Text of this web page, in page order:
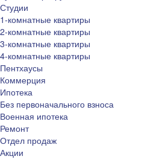
Студии
1-комнатные квартиры
2-комнатные квартиры
3-комнатные квартиры
4-комнатные квартиры
Пентхаусы
Коммерция
Ипотека
Без первоначального взноса
Военная ипотека
Ремонт
Отдел продаж
Акции